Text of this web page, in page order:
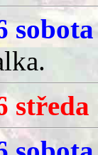
středa